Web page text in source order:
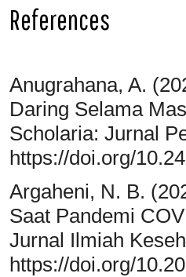
References
Anugrahana, A.
Daring Selama
Scholaria: Jurnal
https://doi.org/
Argaheni, N. B.
Saat Pandemi
Jurnal Ilmiah
https://doi.org/